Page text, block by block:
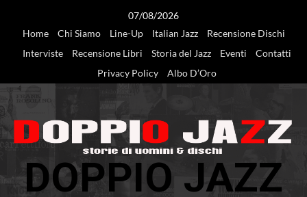
07/08/2026
Home
Chi Siamo Line-Up Italian Jazz
Recensione Dischi
Interviste
Recensione Libri Storia del Jazz Eventi
Contatti
Privacy Policy
Albo D’Oro
DOPPIO JAZZ